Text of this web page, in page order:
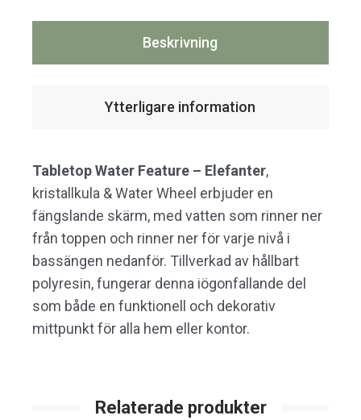
Beskrivning
Ytterligare information
Tabletop Water Feature – Elefanter,
kristallkula & Water Wheel erbjuder en
fängslande skärm, med vatten som rinner ner
från toppen och rinner ner för varje nivå i
bassängen nedanför. Tillverkad av hållbart
polyresin, fungerar denna iögonfallande del
som både en funktionell och dekorativ
mittpunkt för alla hem eller kontor.
Relaterade produkter